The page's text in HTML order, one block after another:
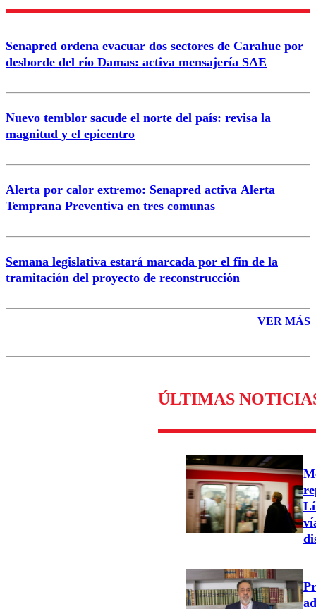
Nombre
Correo
Senapred ordena evacuar dos sectores de Carahue por
desborde del río Damas: activa mensajería SAE
Nuevo temblor sacude el norte del país: revisa la
magnitud y el epicentro
Alerta por calor extremo: Senapred activa Alerta
Temprana Preventiva en tres comunas
Semana legislativa estará marcada por el fin de la
tramitación del proyecto de reconstrucción
VER MÁS
ÚLTIMAS